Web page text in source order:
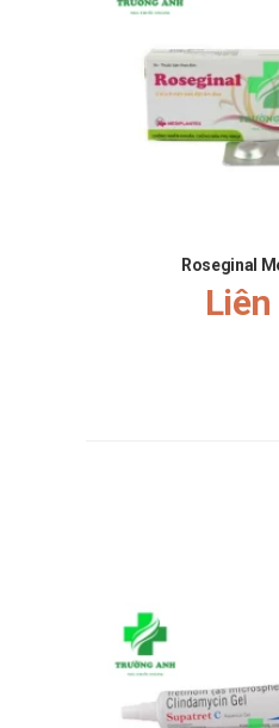
Quên liều:
Hạn chế quên
Nếu đã quên
Chống chỉ
Quá mẫn cảm với
Chống chỉ định
Rối loạn đường
Rối loạn da và mô
Rối loạn cơ xương
Roseginal